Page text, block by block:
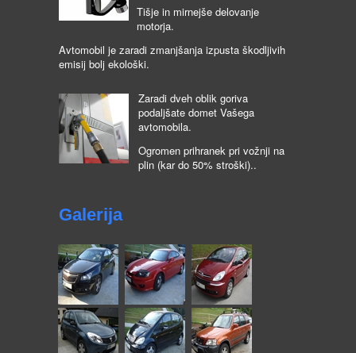
Tišje in mirnejše delovanje
motorja.
Avtomobil je zaradi zmanjšanja izpusta škodljivih
emisij bolj ekološki.
Zaradi dveh oblik goriva
podaljšate domet Vašega
avtomobila.
Ogromen prihranek pri vožnji na
plin (kar do 50% stroški)..
Galerija